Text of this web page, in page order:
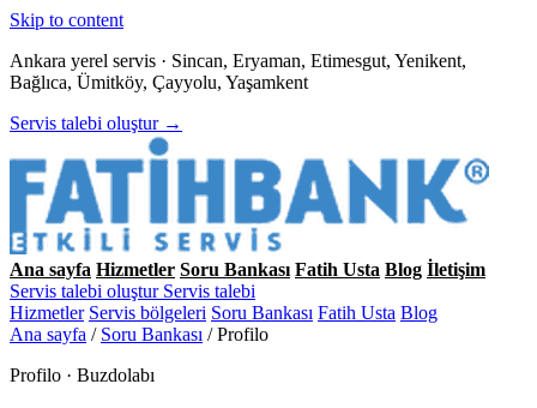
Skip to content
Ankara yerel servis · Sincan, Eryaman, Etimesgut, Yenikent,
Bağlıca, Ümitköy, Çayyolu, Yaşamkent
Servis talebi oluştur →
Ana sayfa Hizmetler Soru Bankası Fatih Usta Blog İletişim
Servis talebi oluştur Servis talebi
Hizmetler Servis bölgeleri Soru Bankası Fatih Usta Blog
Ana sayfa / Soru Bankası / Profilo
Profilo · Buzdolabı